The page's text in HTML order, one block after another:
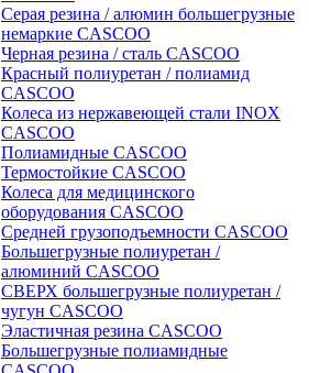
Серая резина / алюмин большегрузные
немаркие CASCOO
Черная резина / сталь CASCOO
Красный полиуретан / полиамид
CASCOO
Колеса из нержавеющей стали INOX
CASCOO
Полиамидные CASCOO
Термостойкие CASCOO
Колеса для медицинского
оборудования CASCOO
Средней грузоподъемности CASCOO
Большегрузные полиуретан /
алюминий CASCOO
СВЕРХ большегрузные полиуретан /
чугун CASCOO
Эластичная резина CASCOO
Большегрузные полиамидные